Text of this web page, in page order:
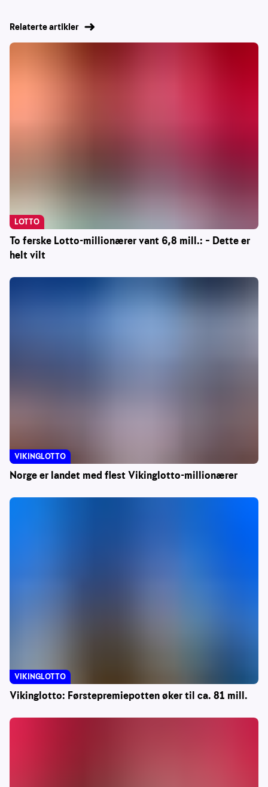
Relaterte artikler
To ferske Lotto-millionærer vant 6,8 mill.: – Dette er
helt vilt
LOTTO
Norge er landet med flest Vikinglotto-millionærer
VIKINGLOTTO
Vikinglotto: Førstepremiepotten øker til ca. 81 mill.
VIKINGLOTTO